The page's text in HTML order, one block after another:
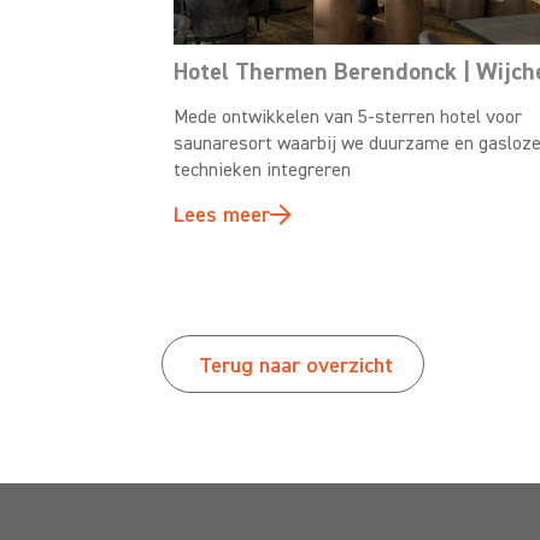
Hotel Thermen Berendonck |
Mede ontwikkelen van 5-sterren hotel voor
saunaresort waarbij we duurzame en
technieken integreren
Lees meer
Terug naar overzicht